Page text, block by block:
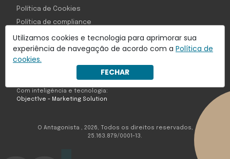
Utilizamos cookies e tecnologia para aprimorar sua
experiência de navegação de acordo com a Política de
cookies.
FECHAR
Com inteligência e tecnologia:
Object1ve - Marketing Solution
Política de Cookies
Política de compliance
Princípios Editoriais
Perguntas Frequentes
O Antagonista , 2026, Todos os direitos reservados,
25.163.879/0001-13.